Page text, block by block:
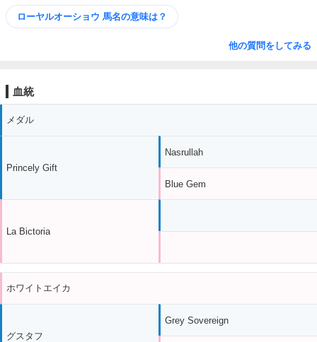
ローヤルオーショウ 馬名の意味は？
他の質問をしてみる
血統
メダル
Princely Gift
La Bictoria
Nasrullah
Blue Gem
ホワイトエイカ
グスタフ
Grey Sovereign